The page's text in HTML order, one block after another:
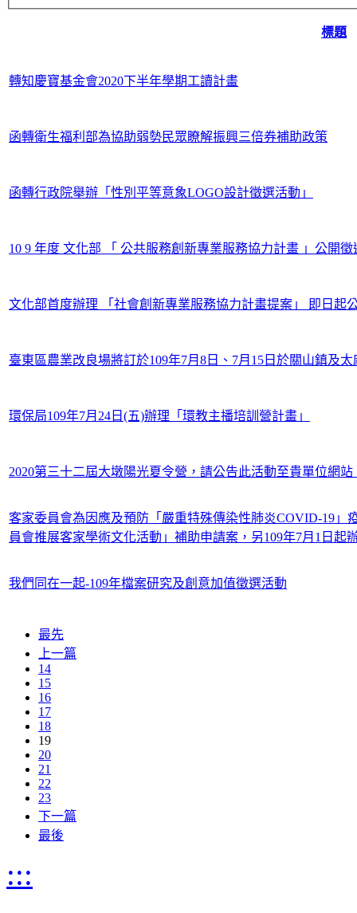
標題
轉知慶寶基金會2020下半年學期工讀計畫
函轉衛生福利部為協助弱勢民眾瞭解振興三倍券補助政策
函轉行政院舉辦「性別平等意象LOGO設計徵選活動」
10 9 年度 文化部 「 公共服務創新專業服務協力計畫 」公開
文化部首度辦理 「社會創新專業服務協力計畫提案」 即日起
臺東區農業改良場將訂於109年7月8日、7月15日於關山鎮及
環保局109年7月24日(五)辦理「環教主播培訓營計畫」
2020第三十二屆大墩陽光夏令營，請公告此活動至貴單位網
客家委員會為因應及預防「嚴重特殊傳染性肺炎COVID-19」
員會推展客家學術文化活動」補助申請案，另109年7月1日起
我們同在一起-109年檔案研究及創意加值徵選活動
最先
上一篇
14
15
16
17
18
19
20
21
22
23
下一篇
最後
:::